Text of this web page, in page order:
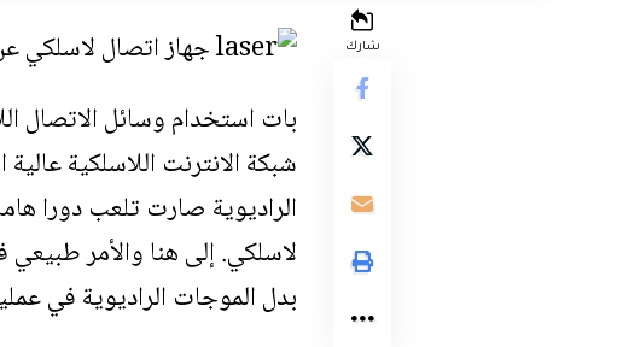
شارك
بات استخدام وسائل الاتصال
شبكة الانترنت اللاسلكية
الراديوية صارت تلعب دورا
لاسلكي. إلى هنا والأمر
بدل الموجات الراديوية في